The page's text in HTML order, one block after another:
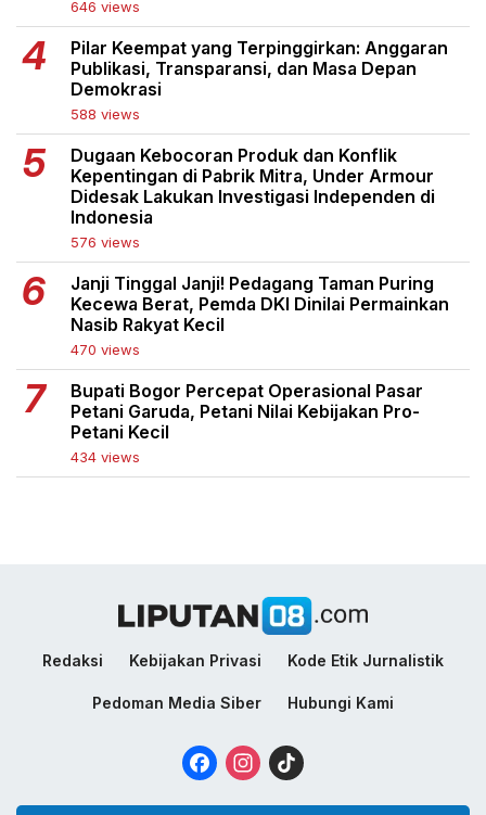
646 views
Pilar Keempat yang Terpinggirkan: Anggaran
Publikasi, Transparansi, dan Masa Depan
Demokrasi
588 views
Dugaan Kebocoran Produk dan Konflik
Kepentingan di Pabrik Mitra, Under Armour
Didesak Lakukan Investigasi Independen di
Indonesia
576 views
Janji Tinggal Janji! Pedagang Taman Puring
Kecewa Berat, Pemda DKI Dinilai Permainkan
Nasib Rakyat Kecil
470 views
Bupati Bogor Percepat Operasional Pasar
Petani Garuda, Petani Nilai Kebijakan Pro-
Petani Kecil
434 views
Redaksi Kebijakan Privasi Kode Etik Jurnalistik
Pedoman Media Siber Hubungi Kami
FacebookInstagram